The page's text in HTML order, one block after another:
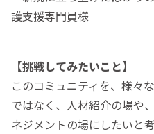
護支援専門員様
【挑戦してみたいこと】
このコミュニティを、様々
ではなく、人材紹介の場や
ネジメントの場にしたいと